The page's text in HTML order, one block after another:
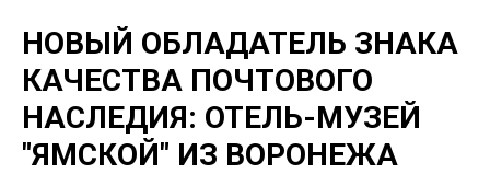
НОВЫЙ ОБЛАДАТЕЛЬ ЗНАКА
КАЧЕСТВА ПОЧТОВОГО
НАСЛЕДИЯ: ОТЕЛЬ-МУЗЕЙ
"ЯМСКОЙ" ИЗ ВОРОНЕЖА